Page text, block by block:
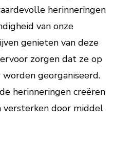
herinneringen
van onze
genieten van deze
zorgen dat ze op
georganiseerd.
herinneringen creëren
versterken door middel